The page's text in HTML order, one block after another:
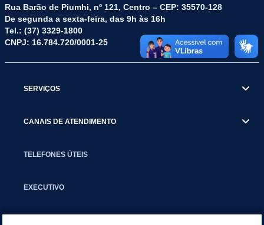
Rua Barão de Piumhi, nº 121, Centro – CEP: 35570-128
De segunda a sexta-feira, das 9h às 16h
Tel.: (37) 3329-1800
CNPJ: 16.784.720/0001-25
SERVIÇOS
CANAIS DE ATENDIMENTO
TELEFONES ÚTEIS
EXECUTIVO